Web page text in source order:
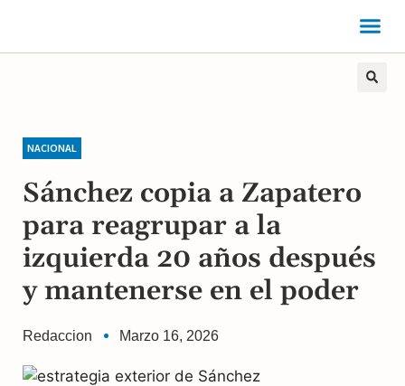
NACIONAL
Sánchez copia a Zapatero
para reagrupar a la
izquierda 20 años después
y mantenerse en el poder
Redaccion Marzo 16, 2026